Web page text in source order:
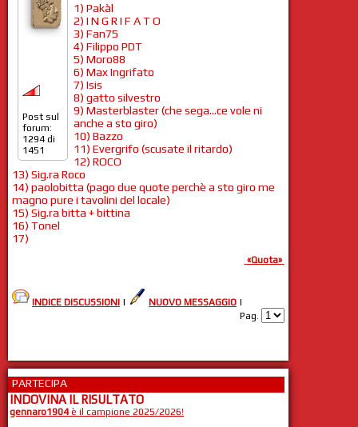
Post sul
forum:
1294 di
1451
1) Pakàl
2) I N G R I F A T O
3) Fan75
4) Filippo PDT
5) Moro88
6) Max Ingrifato
7) Isis
8) gatto silvestro
9) Masterblaster (che sega...ce vole ni
anche a sto giro)
10) Bazzo
11) Evergrifo (scusate il ritardo)
12) ROCO
13) Sig.ra Roco
14) paolobitta (pago due quote perchè a sto giro me
magno pure i tavolini del locale)
15) Sig.ra bitta + bittina
16) Tonel
17)
«Quota»
INDICE DISCUSSIONI | NUOVO MESSAGGIO |
Pag.
PARTECIPA
INDOVINA IL RISULTATO
gennaro1904è il campione 2025/2026!